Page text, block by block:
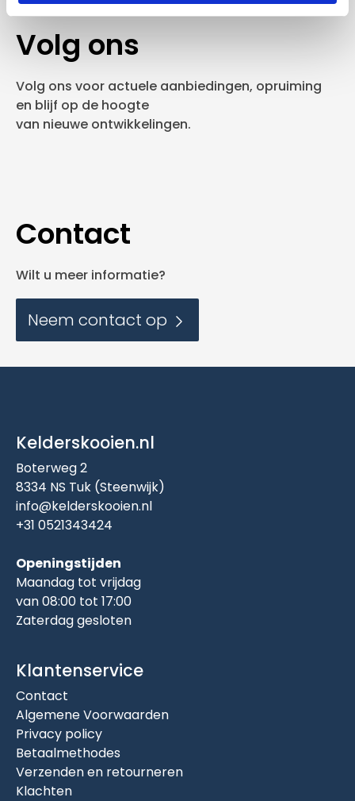
Volg ons
Volg ons voor actuele aanbiedingen, opruiming
en blijf op de hoogte
van nieuwe ontwikkelingen.
Contact
Wilt u meer informatie?
Neem contact op
Kelderskooien.nl
Boterweg 2
8334 NS Tuk (Steenwijk)
info@kelderskooien.nl
+31 0521343424
Openingstijden
Maandag tot vrijdag
van 08:00 tot 17:00
Zaterdag gesloten
Klantenservice
Contact
Algemene Voorwaarden
Privacy policy
Betaalmethodes
Verzenden en retourneren
Klachten